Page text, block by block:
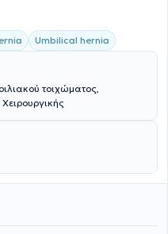
Umbilical hernia
τοιχώματος,